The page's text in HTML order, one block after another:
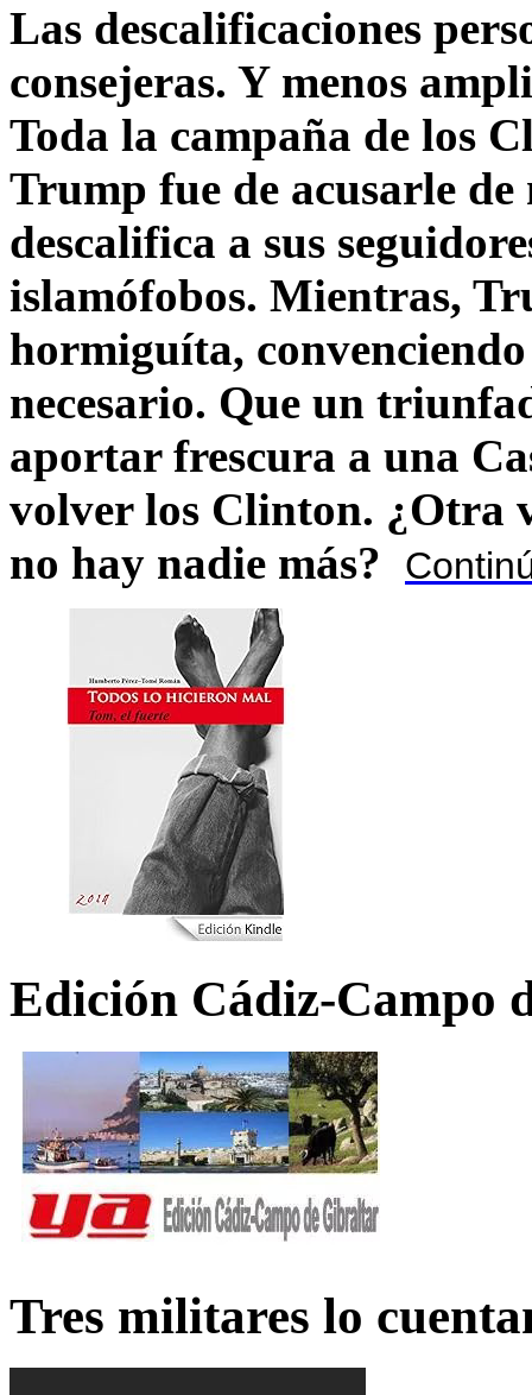
Las descalificaciones
consejeras. Y menos
Toda la campaña de los
Trump fue de acusarle
descalifica a sus
islamófobos. Mientras,
hormiguíta,
necesario. Que un
aportar frescura a una
volver los Clinton. ¿Otra
no hay nadie más?
Edición Cádiz-Campo
Tres militares lo